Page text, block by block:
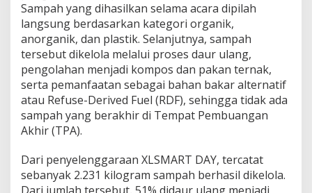
Sampah yang dihasilkan selama acara dipilah
langsung berdasarkan kategori organik,
anorganik, dan plastik. Selanjutnya, sampah
tersebut dikelola melalui proses daur ulang,
pengolahan menjadi kompos dan pakan ternak,
serta pemanfaatan sebagai bahan bakar alternatif
atau Refuse-Derived Fuel (RDF), sehingga tidak ada
sampah yang berakhir di Tempat Pembuangan
Akhir (TPA).
Dari penyelenggaraan XLSMART DAY, tercatat
sebanyak 2.231 kilogram sampah berhasil dikelola.